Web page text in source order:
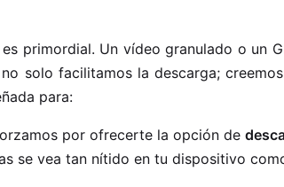
primordial. Un vídeo granulado o un
solo facilitamos la descarga;
para:
por ofrecerte la opción de
se vea tan nítido en tu dispositivo